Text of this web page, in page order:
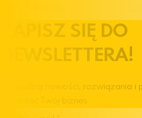
ZAPISZ SIĘ DO
NEWSLETTERA!
Sprawdzaj nowości, rozwiązania i
wesprzeć Twój biznes.